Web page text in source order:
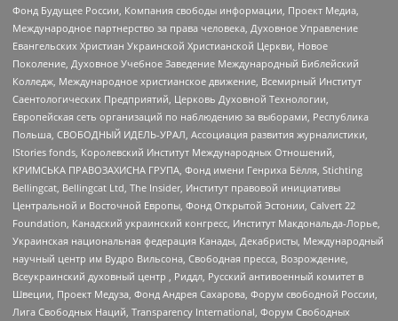
Фонд Будущее России, Компания свободы информации, Проект Медиа,
Международное партнерство за права человека, Духовное Управление
Евангельских Христиан Украинской Христианской Церкви, Новое
Поколение, Духовное Учебное Заведение Международный Библейский
Колледж, Международное христианское движение, Всемирный Институт
Саентологических Предприятий, Церковь Духовной Технологии,
Европейская сеть организаций по наблюдению за выборами, Республика
Польша, СВОБОДНЫЙ ИДЕЛЬ-УРАЛ, Ассоциация развития журналистики,
IStories fonds, Королевский Институт Международных Отношений,
КРИМСЬКА ПРАВОЗАХИСНА ГРУПА, Фонд имени Генриха Бёлля, Stichting
Bellingcat, Bellingcat Ltd, The Insider, Институт правовой инициативы
Центральной и Восточной Европы, Фонд Открытой Эстонии, Calvert 22
Foundation, Канадский украинский конгресс, Институт Макдональда-Лорье,
Украинская национальная федерация Канады, Декабристы, Международный
научный центр им Вудро Вильсона, Свободная пресса, Возрождение,
Всеукраинский духовный центр , Риддл, Русский антивоенный комитет в
Швеции, Проект Медуза, Фонд Андрея Сахарова, Форум свободной России,
Лига Свободных Наций, Transparеncy International, Форум Свободных